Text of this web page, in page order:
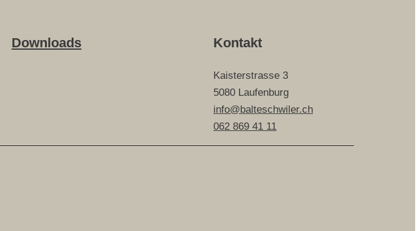
Downloads Kontakt
Kaisterstrasse 3
5080 Laufenburg
info@balteschwiler.ch
062 869 41 11